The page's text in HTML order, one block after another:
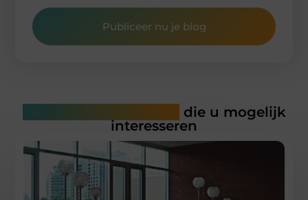
Publiceer nu je blog
die u mogelijk
interesseren